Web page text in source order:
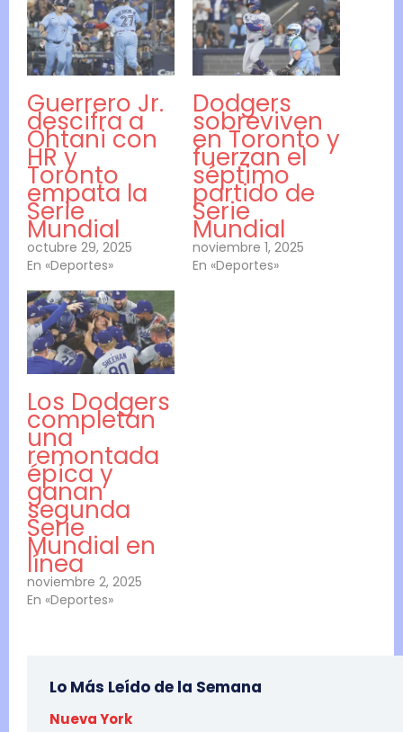
Guerrero Jr.
descifra a
Ohtani con
HR y
Toronto
empata la
Serie
Mundial
octubre 29, 2025
En «Deportes»
Dodgers
sobreviven
en Toronto y
fuerzan el
séptimo
partido de
Serie
Mundial
noviembre 1, 2025
En «Deportes»
Los Dodgers
completan
una
remontada
épica y
ganan
segunda
Serie
Mundial en
línea
noviembre 2, 2025
En «Deportes»
Lo Más Leído de la Semana
Nueva York